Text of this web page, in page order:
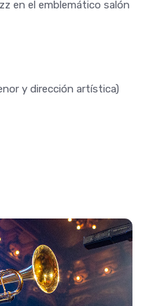
en el emblemático salón
y dirección artística)